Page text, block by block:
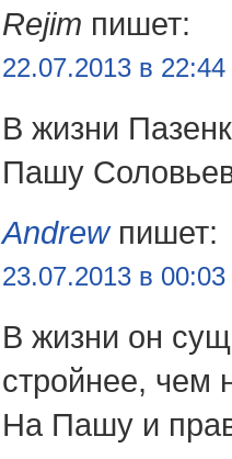
Rejim пишет:
22.07.2013 в 22:44
В жизни
Пашу
Andrewпишет:
23.07.2013 в 00:03
В жизни он
стройнее, чем
На Пашу и